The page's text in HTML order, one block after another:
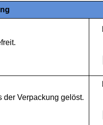
der Verpackung gelöst.